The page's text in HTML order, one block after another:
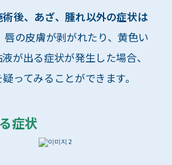
後、あざ、腫れ以外の症状は
唇の皮膚が剥がれたり、黄色い
が出る症状が発生した場合、
ってみることができます。
症状